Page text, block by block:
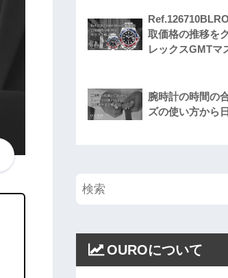
取価格の推移を
レックスGMTマ
腕時計の時間の
ズの使い方から
OUROについて